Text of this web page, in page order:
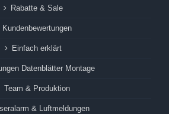
Rabatte & Sale
Kundenbewertungen
Einfach erklärt
Datenblätter Montage
Team & Produktion
& Luftmeldungen